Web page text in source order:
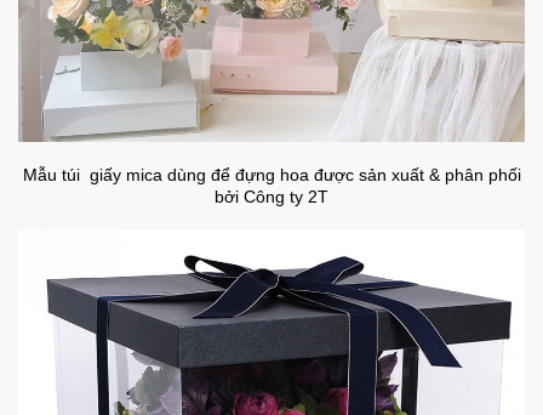
Mẫu túi giấy mica dùng để đựng hoa được sản xuất & phân phối
bởi Công ty 2T